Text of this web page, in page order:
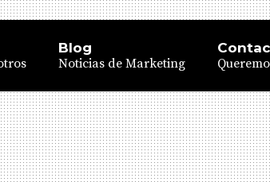
Blog
Noticias de Marketing